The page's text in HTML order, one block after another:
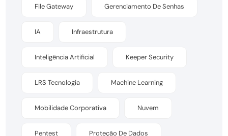
File Gateway Gerenciamento De Senhas
IA Infraestrutura
Inteligência Artificial Keeper Security
LRS Tecnologia Machine Learning
Mobilidade Corporativa Nuvem
Pentest Proteção De Dados